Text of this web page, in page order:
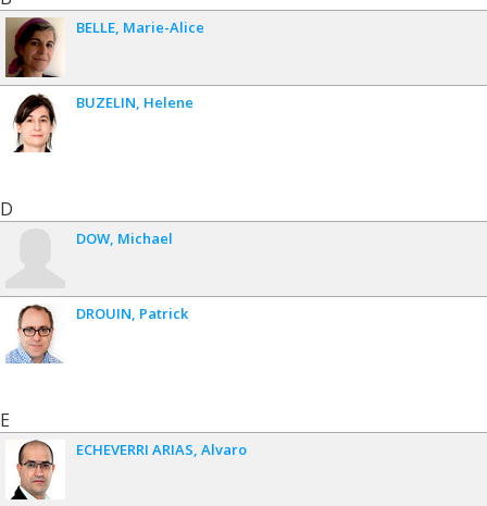
BELLE Marie-Alice
BUZELIN Helene
D
DOW Michael
DROUIN Patrick
E
ECHEVERRI ARIAS Alvaro